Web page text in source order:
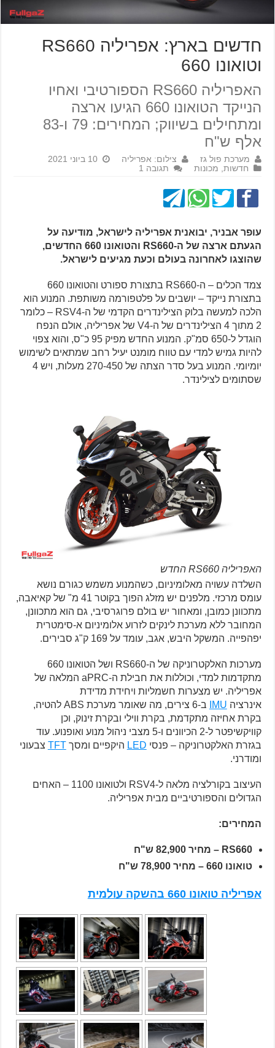
חדשים בארץ: אפריליה RS660
וטואונו 660
האפריליה RS660 הספורטיבי ואחיו
הנייקד הטואונו 660 הגיעו ארצה
ומתחילים בשיווק; המחירים: 79 ו-83
אלף ש"ח
מערכת פול גז צילום: אפריליה
10 ביוני 2021
חדשות מכונות תגובה 1
עופר אבניר, יבואנית אפריליה לישראל, מודיעה על
הגעתם ארצה של ה-RS660 והטואונו 660 החדשים,
שהוצגו לאחרונה בעולם וכעת מגיעים לישראל.
צמד הכלים – ה-RS660 בתצורת ספורט והטואונו 660
בתצורת נייקד – יושבים על פלטפורמה משותפת. המנוע הוא
הלכה למעשה בלוק הצילינדרים הקדמי של ה-RSV4 – כלומר
2 מתוך 4 הצילינדרים של ה-V4 של אפריליה, אולם הנפח
הוגדל ל-650 סמ"ק. המנוע החדש מפיק 95 כ"ס, והוא צפוי
להיות גמיש למדי עם טווח מומנט יעיל רחב שמתאים לשימוש
יומיומי. המנוע בעל סדר הצתה של 270-450 מעלות, ויש 4
שסתומים לצילינדר.
האפריליה RS660 החדש
השלדה עשויה מאלומיניום, כשהמנוע משמש כגורם נושא
עומס מרכזי. מלפנים יש מזלג הפוך בקוטר 41 מ" של קאיאבה,
מתכוונן כמובן, ומאחור יש בולם פרוגרסיבי, גם הוא מתכוונן,
המחובר ללא מערכת לינקים לזרוע אלומיניום א-סימטרית
יפהפייה. המשקל היבש, אגב, עומד על 169 ק"ג סבירים.
מערכות האלקטרוניקה של ה-RS660 ושל הטואונו 660
מתקדמות למדי, וכוללות את חבילת ה-aPRC המלאה של
אפריליה. יש מצערות חשמליות ויחידת מדידת
אינרציה IMU
ב-6 צירים, מה שאומר מערכת ABS להטיה,
בקרת אחיזה מתקדמת, בקרת ווילי ובקרת זינוק, וכן
קוויקשיפטר ל-2 הכיוונים ו-5 מצבי ניהול מנוע ואופנוע. עוד
בגזרת האלקטרוניקה – פנסי LED היקפיים ומסךTFT צבעוני
ומודרני.
העיצוב בקורלציה מלאה ל-RSV4 ולטואונו 1100 – האחים
הגדולים והספורטיביים מבית אפריליה.
המחירים:
RS660 – מחיר 82,900 ש"ח
טואונו 660 – מחיר 78,900 ש"ח
אפריליה טואונו 660 בהשקה עולמית